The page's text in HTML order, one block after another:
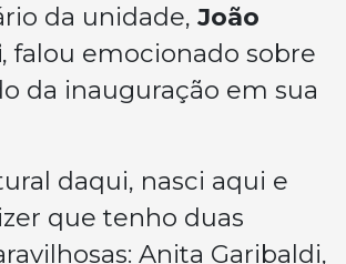
da unidade, João
, falou emocionado sobre
da inauguração em sua
daqui, nasci aqui e
que tenho duas
Anita Garibaldi,